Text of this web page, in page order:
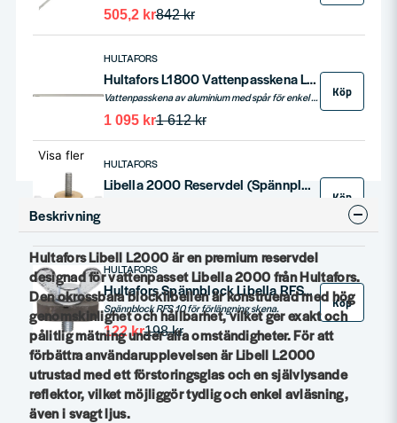
842 kr
505,2 kr
HULTAFORS
Hultafors L1800 Vattenpasskena Libella 2000 1800mm
Vattenpasskena av aluminium med spår för enkel och steglös montering på Libella 2000.
1 612 kr
1 095 kr
Köp
HULTAFORS
Libella 2000 Reservdel (Spännplatta med mutter)
Köp
HULTAFORS
Hultafors Spännblock Libella RFS10
Spännblock RFS 10 för förlängning skena.
198 kr
122 kr
Köp
Visa fler
Beskrivning
Hultafors Libell L2000 är en premium reservdel
designad för vattenpasset Libella 2000 från Hultafors.
Den okrossbara blocklibellen är konstruerad med hög
genomskinlighet och hållbarhet, vilket ger exakt och
pålitlig mätning under alla omständigheter. För att
förbättra användarupplevelsen är Libell L2000
utrustad med ett förstoringsglas och en självlysande
reflektor, vilket möjliggör tydlig och enkel avläsning,
även i svagt ljus.